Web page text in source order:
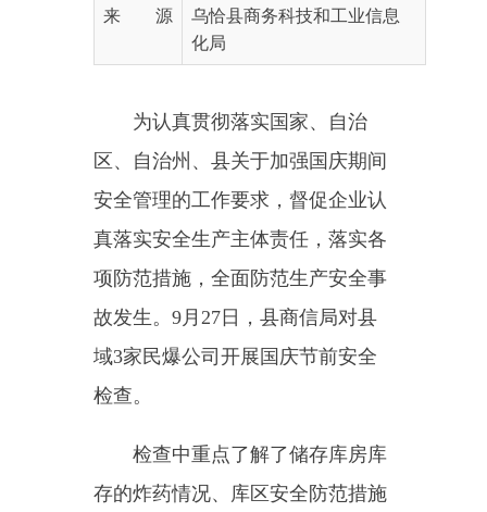
为认真贯彻落实国家、自治
区、自治州、县关于加强国庆期间
真落实安全生产主体责任，落实各
项防范措施，全面防范生产安全事
故发生。9月27日，县商信局对县
域3家民爆公司开展国庆节前安全
检查。
检查中重点了解了 储存库房库
存的炸药情况、库区安全防范措施
及人防、物防、技防、犬防情况，
售许可证等证件有效期、民爆物品
进出库记录和进出人员登记、应急